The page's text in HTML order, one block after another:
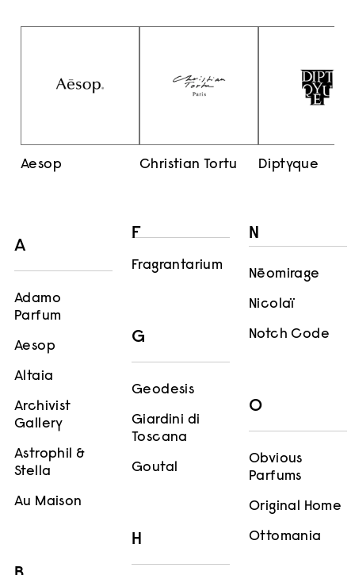
Aesop Christian Tortu Diptyque
A
Adamo
Parfum
Aesop
Altaia
Archivist
Gallery
Astrophil &
Stella
Au Maison
F
Fragrantarium
G
Geodesis
Giardini di
Toscana
Goutal
H
N
Nēomirage
Nicolaï
Notch Code
O
Obvious
Parfums
Original Home
Ottomania